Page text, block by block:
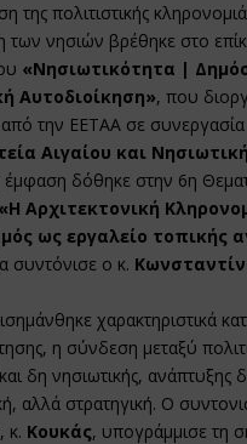
της πολιτιστικής
των νησιών βρέθηκε στο
«Νησιωτικότητα |
Αυτοδιοίκηση», που
από την ΕΕΤΑΑ σε συνεργασία
Αιγαίου και
έμφαση δόθηκε στην 6η
«Η Αρχιτεκτονική
ως εργαλείο τοπικής
συντόνισε ο κ.
χαρακτηριστικά
η σύνδεση μεταξύ
δη νησιωτικής, ανάπτυξης
αλλά στρατηγική. Ο
κ. Κουκάς, υπογράμμισε τη